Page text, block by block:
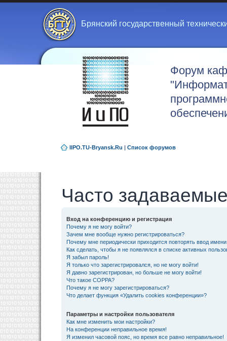
Брянский государственный
Форум
IIPO.TU-Bryansk.Ru | Список форумов
Часто
Вход на конференцию и регистрация
Почему я не могу войти?
Зачем мне вообще нужно регистрироваться?
Почему мне периодически приходится повторять ввод
Как сделать, чтобы я не появлялся в списке активных
Я забыл пароль!
Я только что зарегистрировался, но не могу войти!
Я давно зарегистрирован, но больше не могу войти!
Что такое COPPA?
Почему я не могу зарегистрироваться?
Что делает функция «Удалить cookies конференции»?
Параметры и настройки пользователя
Как мне изменить мои настройки?
На конференции неправильное время!
Я изменил часовой пояс, но время все равно неправильное!